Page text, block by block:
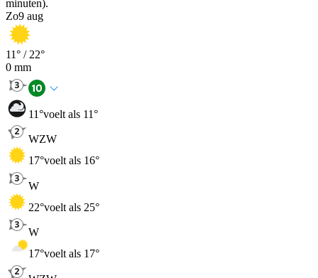
minuten).
Zo9 aug
11° / 22°
0 mm
11°voelt als 11°
WZW
17°voelt als 16°
W
22°voelt als 25°
W
17°voelt als 17°